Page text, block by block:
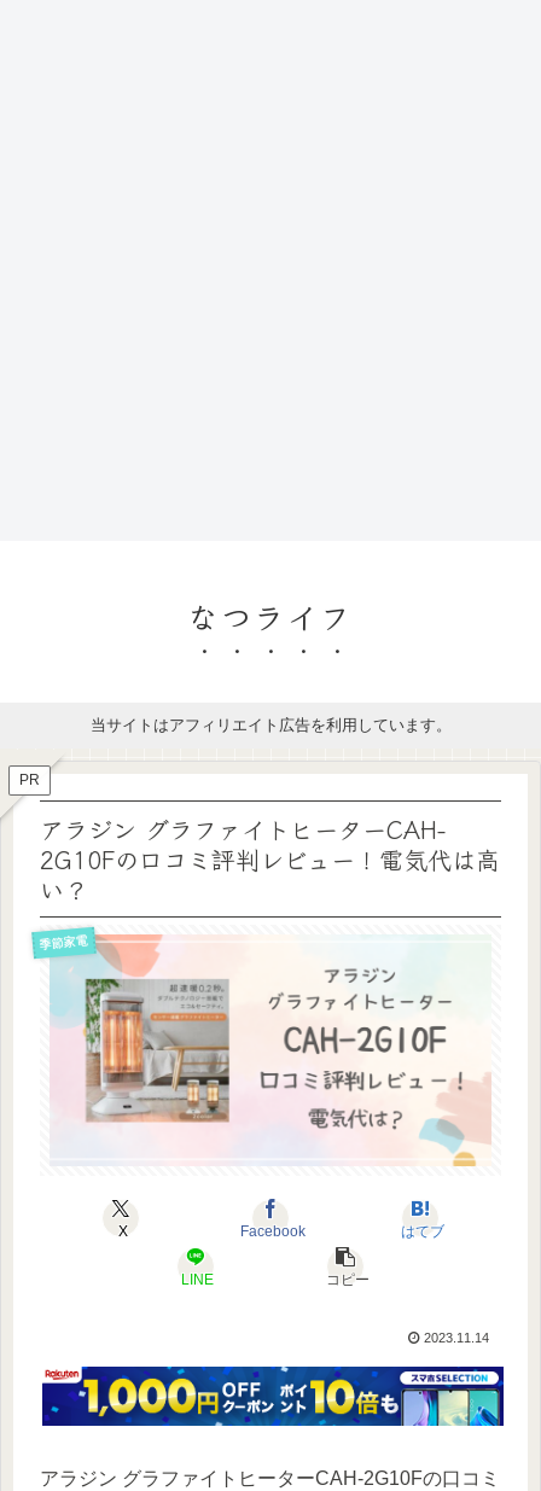
なつライフ
当サイトはアフィリエイト広告を利用しています。
PR
アラジン グラファイトヒーターCAH-
2G10Fの口コミ評判レビュー！電気代は高
い？
季節家電
X Facebook はてブ
LINE コピー
2023.11.14
アラジン グラファイトヒーターCAH-2G10Fの口コミ